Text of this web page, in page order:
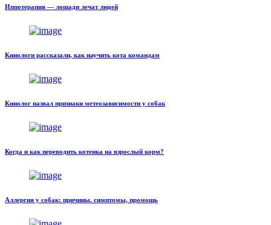
Иппотерапия — лошади лечат людей
Кинологи рассказали, как научить кота командам
Кинолог назвал признаки метеозависимости у собак
Когда и как переводить котенка на взрослый корм?
Аллергия у собак: причины. симптомы, промощь